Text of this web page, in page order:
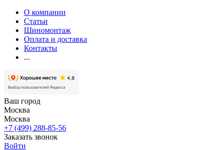
О компании
Статьи
Шиномонтаж
Оплата и доставка
Контакты
...
Ваш город
Москва
Москва
+7 (499) 288-85-56
Заказать звонок
Войти